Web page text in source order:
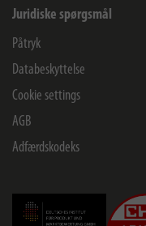
Juridiske spørgsmål
Påtryk
Databeskyttelse
Cookie settings
AGB
Adfærdskodeks